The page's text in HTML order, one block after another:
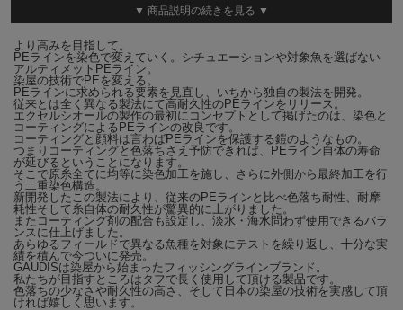
用感と飛距離UP を重点強化。
るしなやかさや軽やかさを実装。
さらに飛距離も従来のGAUDIS 製品と比べて大幅にUP! ショアか
らのゲームを有利に展開。
カラーはナイトゲームでの視認性にも優れたホワイトを採用。
1.2 号もラインナップに追加！
編数/BRAID 8本
▼ 商品説明の続きを見る ▼
より高みを目指して。
PEラインを染色で変えていく。シチュエーションや対象魚を選ばない
アルティメットPEライン。
染屋の技術でPEを変える。
PEラインに求められる要素を見直し、いちから独自の製法を開発。
従来とは全く異なる製法にて高耐久性のPEラインをリリース。
エクセルシオールの製作の最初にコンセプトとして掲げたのは、染色と
コーティングによるPEラインの改良です。
コーティングと顔料は言わばPEラインを保護する鎧のようなもの。
つまりコーティングと色落ちさえ予防できれば、PEライン自体の寿命
が延びるということになります。
そこで原糸全てに均等に染色加工を施し、さらに外側から最終加工を行
う二重染色構造。
新開発したこの製法により、従来のPEラインと比べ色落ち耐性、耐摩
耗性そして糸自体の耐久性が驚異的に上がりました。
またコーティング剤の配合も設定し、淡水・海水問わず使用できるバラ
ンスに仕上げました。
あらゆるフィールドで異なる魚種を対象にテストを繰り返し、十分な実
績を積んで今ついに発売。
GAUDISは染屋から始まったフィッシングラインブランド。
私たちが目指すところはタフで長く使用して頂ける製品です。
色落ちの少なさや耐久性の高さ、そして日本の染屋の技術を実感して頂
ければ嬉しく思います。